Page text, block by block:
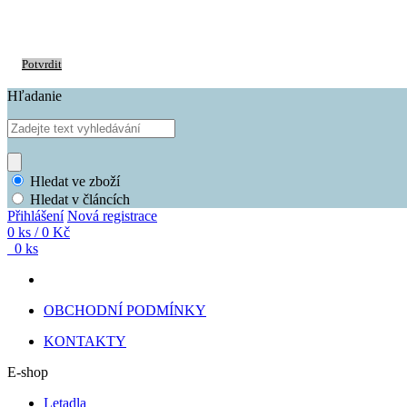
Potvrdit
Hľadanie
Hledat ve zboží
Hledat v článcích
Přihlášení Nová registrace
0 ks / 0 Kč
0 ks
OBCHODNÍ PODMÍNKY
KONTAKTY
E-shop
Letadla